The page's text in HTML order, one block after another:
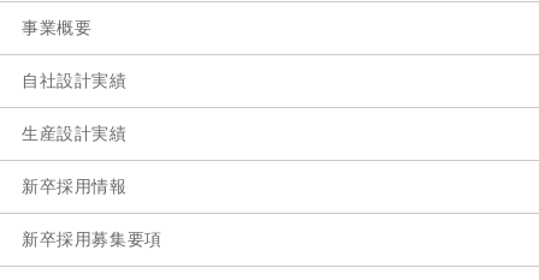
事業概要
自社設計実績
生産設計実績
新卒採用情報
新卒採用募集要項